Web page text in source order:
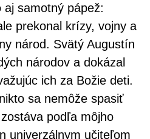
aj samotný pápež:
prekonal krízy, vojny a
národ. Svätý Augustín
národov a dokázal
ich za Božie deti.
sa nemôže spasiť
podľa môjho
univerzálnym učiteľom